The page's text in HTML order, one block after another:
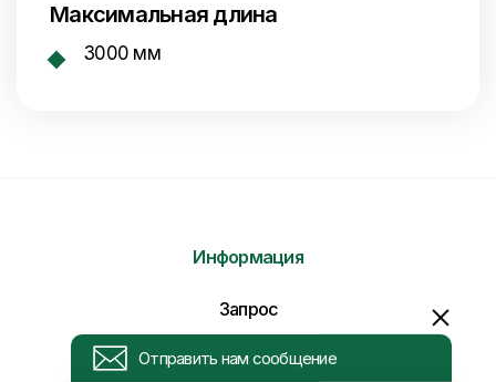
Максимальная длина
3000 мм
Отправить нам сообщение
Напишите нам ваше сообщение и мы ответим
Вам в самое ближайшее время!
Информация
Запрос
Новости